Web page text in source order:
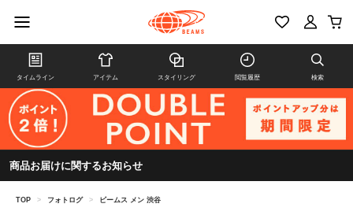
タイムライン アイテム スタイリング 閲覧履歴 検索
商品お届けに関するお知らせ
TOP > フォトログ > ビームス メン 渋谷